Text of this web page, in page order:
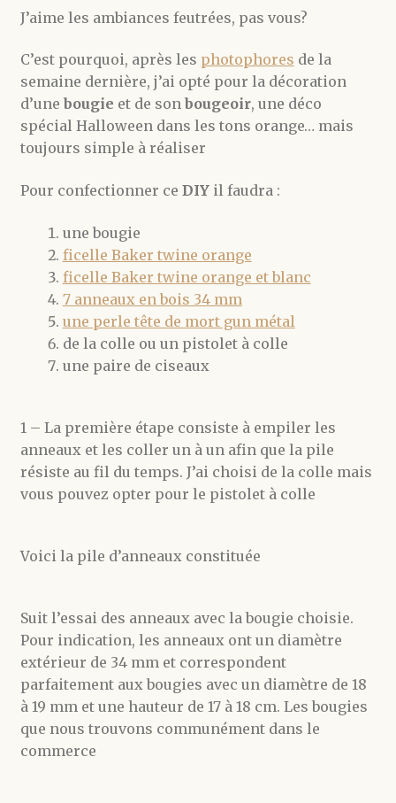
J’aime les ambiances feutrées, pas vous?
C’est pourquoi, après les photophores de la
semaine dernière, j’ai opté pour la décoration
d’une bougie et de son bougeoir, une déco
spécial Halloween dans les tons orange… mais
toujours simple à réaliser
Pour confectionner ce DIYil faudra :
une bougie
ficelle Baker twine orange
ficelle Baker twine orange et blanc
7 anneaux en bois 34 mm
une perle tête de mort gun métal
de la colle ou un pistolet à colle
une paire de ciseaux
1 – La première étape consiste à empiler les
anneaux et les coller un à un afin que la pile
résiste au fil du temps. J’ai choisi de la colle mais
vous pouvez opter pour le pistolet à colle
Voici la pile d’anneaux constituée
Suit l’essai des anneaux avec la bougie choisie.
Pour indication, les anneaux ont un diamètre
extérieur de 34 mm et correspondent
parfaitement aux bougies avec un diamètre de 18
à 19 mm et une hauteur de 17 à 18 cm. Les bougies
que nous trouvons communément dans le
commerce